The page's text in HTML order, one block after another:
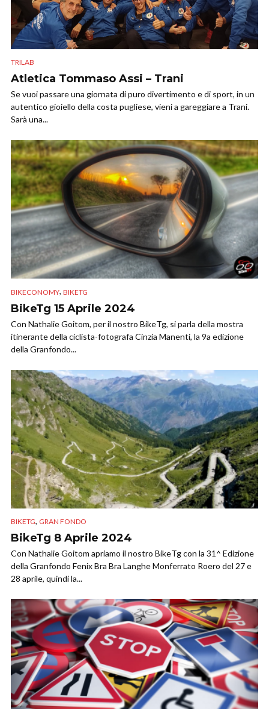
TRILAB
Atletica Tommaso Assi – Trani
Se vuoi passare una giornata di puro divertimento e di sport, in un
autentico gioiello della costa pugliese, vieni a gareggiare a Trani.
Sarà una...
BIKECONOMY, BIKETG
BikeTg 15 Aprile 2024
Con Nathalie Goitom, per il nostro BikeTg, si parla della mostra
itinerante della ciclista-fotografa Cinzia Manenti, la 9a edizione
della Granfondo...
BIKETG, GRAN FONDO
BikeTg 8 Aprile 2024
Con Nathalie Goitom apriamo il nostro BikeTg con la 31^ Edizione
della Granfondo Fenix Bra Bra Langhe Monferrato Roero del 27 e
28 aprile, quindi la...